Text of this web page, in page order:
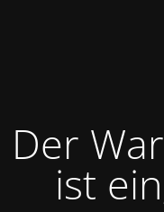
Der
ist